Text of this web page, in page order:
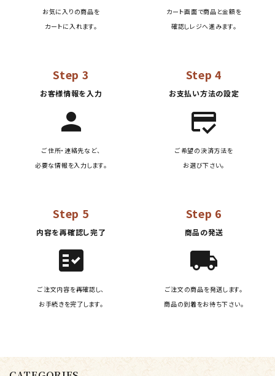
お気に入りの商品を
カートに入れます。
カート画面で商品と金額を
確認しレジへ進みます。
Step 3
お客様情報を入力
person
ご住所・連絡先など、
必要な情報を入力します。
Step 4
お支払い方法の設定
credit_score
ご希望の決済方法を
お選び下さい。
Step 5
内容を再確認し完了
fact_check
ご注文内容を再確認し、
お手続きを完了します。
Step 6
商品の発送
local_shipping
ご注文の商品を発送します。
商品の到着をお待ち下さい。